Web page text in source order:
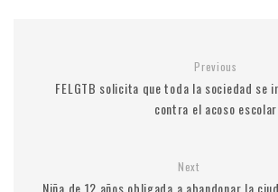
Previous
FELGTB solicita que toda la sociedad se
contra el acoso escolar
Next
Niña de 12 años obligada a abandonar la